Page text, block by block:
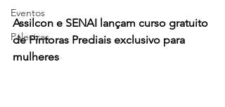
Eventos
Palestras
Assilcon e SENAI lançam curso gratuito
de Pintoras Prediais exclusivo para
mulheres